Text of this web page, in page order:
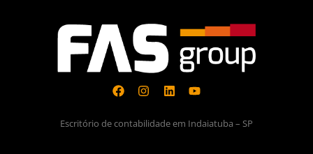
Escritório de contabilidade em Indaiatuba – SP